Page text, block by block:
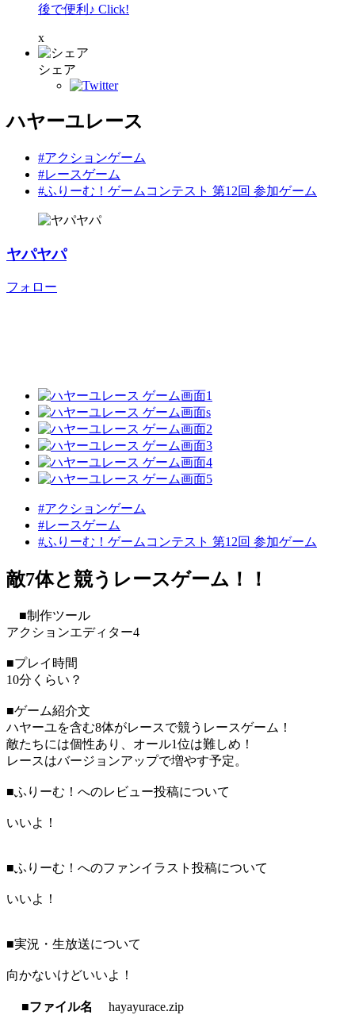
後で便利♪ Click!
x
シェア
ハヤーユレース
#アクションゲーム
#レースゲーム
#ふりーむ！ゲームコンテスト 第12回 参加ゲーム
ヤパヤパ
フォロー
#アクションゲーム
#レースゲーム
#ふりーむ！ゲームコンテスト 第12回 参加ゲーム
敵7体と競うレースゲーム！！
■制作ツール
アクションエディター4
■プレイ時間
10分くらい？
■ゲーム紹介文
ハヤーユを含む8体がレースで競うレースゲーム！
敵たちには個性あり、オール1位は難しめ！
レースはバージョンアップで増やす予定。
■ふりーむ！へのレビュー投稿について
いいよ！
■ふりーむ！へのファンイラスト投稿について
いいよ！
■実況・生放送について
向かないけどいいよ！
■ファイル名
hayayurace.zip